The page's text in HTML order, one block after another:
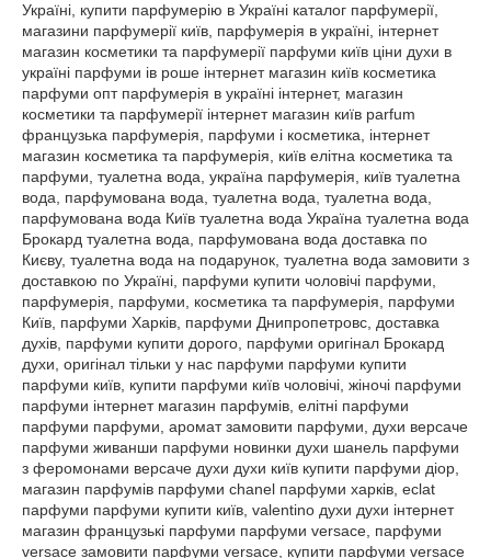
Україні, купити парфумерію в Україні каталог парфумерії,
магазини парфумерії київ, парфумерія в україні, інтернет
магазин косметики та парфумерії парфуми київ ціни духи в
україні парфуми ів роше інтернет магазин київ косметика
парфуми опт парфумерія в україні інтернет, магазин
косметики та парфумерії інтернет магазин київ parfum
французька парфумерія, парфуми і косметика, інтернет
магазин косметика та парфумерія, київ елітна косметика та
парфуми, туалетна вода, україна парфумерія, київ туалетна
вода, парфумована вода, туалетна вода, туалетна вода,
парфумована вода Київ туалетна вода Україна туалетна вода
Брокард туалетна вода, парфумована вода доставка по
Києву, туалетна вода на подарунок, туалетна вода замовити з
доставкою по Україні, парфуми купити чоловічі парфуми,
парфумерія, парфуми, косметика та парфумерія, парфуми
Київ, парфуми Харків, парфуми Днипропетровс, доставка
духів, парфуми купити дорого, парфуми оригінал Брокард
духи, оригінал тільки у нас парфуми парфуми купити
парфуми київ, купити парфуми київ чоловічі, жіночі парфуми
парфуми інтернет магазин парфумів, елітні парфуми
парфуми парфуми, аромат замовити парфуми, духи версаче
парфуми живанши парфуми новинки духи шанель парфуми
з феромонами версаче духи духи київ купити парфуми діор,
магазин парфумів парфуми chanel парфуми харків, eclat
парфуми парфуми купити київ, valentino духи духи інтернет
магазин французькі парфуми парфуми versace, парфуми
versace замовити парфуми versace, купити парфуми versace